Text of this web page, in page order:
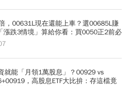
，00631L現在還能上車？選00685L賺
漲跌3情境」算給你看：買0050正2前必
就能「月領1萬股息」？00929 vs
，高股息ETF大比拚：存這檔竟